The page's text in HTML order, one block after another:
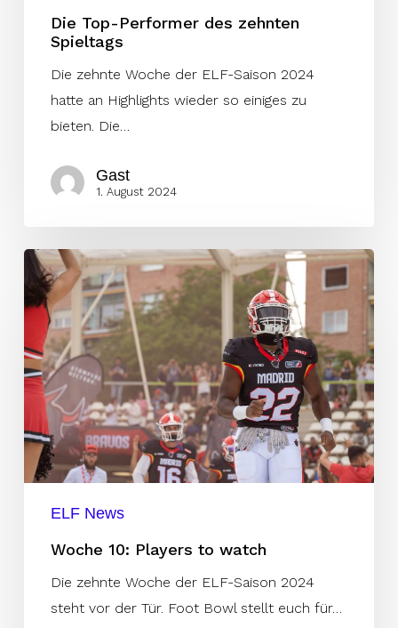
Die Top-Performer des zehnten
Spieltags
Die zehnte Woche der ELF-Saison 2024
hatte an Highlights wieder so einiges zu
bieten. Die…
Gast
1. August 2024
Woche
10:
Players
watch
ELF News
Woche 10: Players to watch
Die zehnte Woche der ELF-Saison 2024
steht vor der Tür. Foot Bowl stellt euch für…